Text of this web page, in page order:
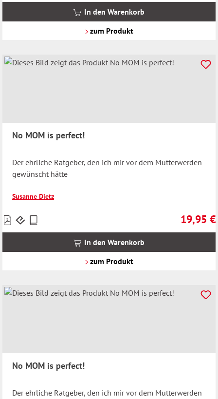
In den Warenkorb
zum Produkt
No MOM is perfect!
Der ehrliche Ratgeber, den ich mir vor dem Mutterwerden
gewünscht hätte
Susanne Dietz
19,95 €
Preise
inkl.
In den Warenkorb
zum Produkt
No MOM is perfect!
Der ehrliche Ratgeber, den ich mir vor dem Mutterwerden